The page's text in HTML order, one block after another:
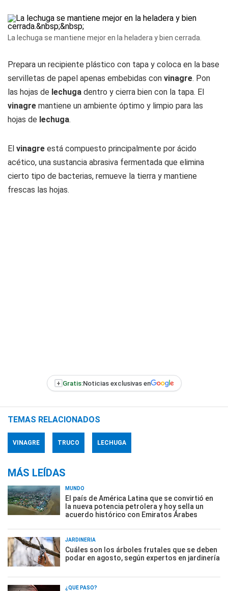
La lechuga se mantiene mejor en la heladera y bien cerrada.
Prepara un recipiente plástico con tapa y coloca en la base
servilletas de papel apenas embebidas con vinagre. Pon
las hojas de lechuga dentro y cierra bien con la tapa. El
vinagre mantiene un ambiente óptimo y limpio para las
hojas de lechuga.
El vinagre está compuesto principalmente por ácido
acético, una sustancia abrasiva fermentada que elimina
cierto tipo de bacterias, remueve la tierra y mantiene
frescas las hojas.
+ Gratis:Noticias exclusivas en
TEMAS RELACIONADOS
VINAGRE TRUCO LECHUGA
MÁS LEÍDAS
MUNDO
El país de América Latina que se convirtió en
la nueva potencia petrolera y hoy sella un
acuerdo histórico con Emiratos Árabes
JARDINERÍA
Cuáles son los árboles frutales que se deben
podar en agosto, según expertos en jardinería
¿QUÉ PASÓ?